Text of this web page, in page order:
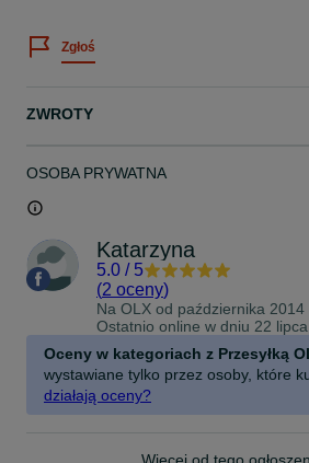
Zgłoś
ZWROTY
OSOBA PRYWATNA
Katarzyna
5.0 / 5
(2 oceny)
Na OLX od października 2014
Ostatnio online w dniu 22
Oceny w kategoriach z Przesyłką
wystawiane tylko przez osoby, które
działają oceny?